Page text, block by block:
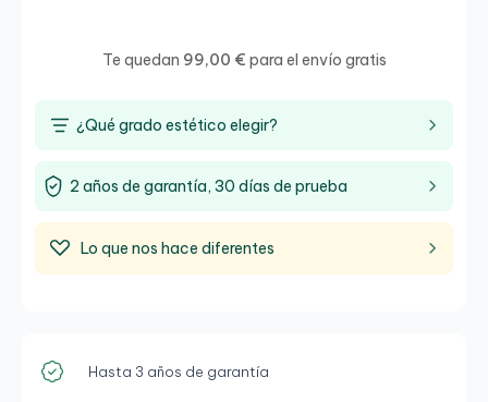
Te quedan 99,00 € para el envío gratis
¿Qué grado estético elegir?
2 años de garantía, 30 días de prueba
Lo que nos hace diferentes
Hasta 3 años de garantía